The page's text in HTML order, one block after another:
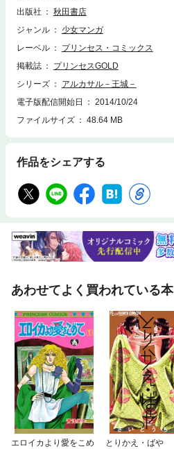
出版社
秋田書店
ジャンル
少女マンガ
レーベル
プリンセス・コミックス
掲載誌
プリンセスGOLD
シリーズ
アルカサル－王城－
電子版配信開始日
2014/10/24
ファイルサイズ
48.64 MB
作品をシェアする
あわせてよく買われている本
エロイカより愛をこめ
とりかえ・ばや